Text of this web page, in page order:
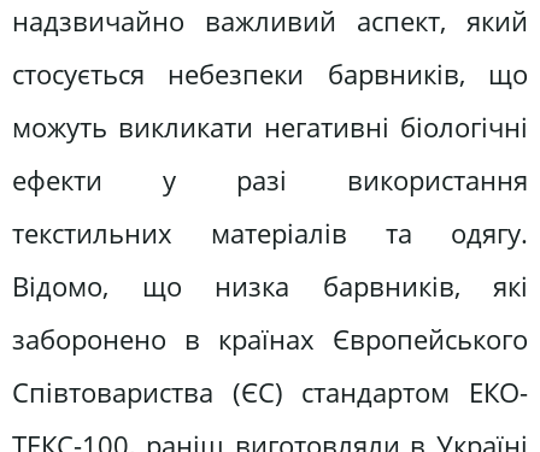
надзвичайно важливий аспект, який
стосується небезпеки барвників, що
можуть викликати негативні біологічні
ефекти у разі використання
текстильних матеріалів та одягу.
Відомо, що низка барвників, які
заборонено в країнах Європейського
Співтовариства (ЄС) стандартом ЕКО-